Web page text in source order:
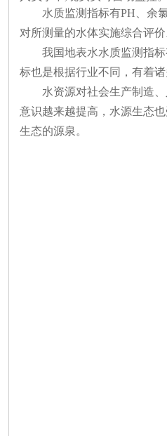
水质监测指标有PH、余
对所测量的水体实施综合评价
我国地表水水质监测指
标也是根据行业不同，有着
水资源对社会生产制造
意识越来越提高，水源生态
生态的源泉。